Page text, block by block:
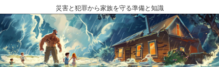
災害と犯罪から家族を守る準備と知識